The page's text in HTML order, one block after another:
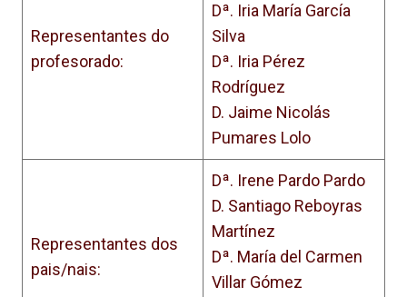
Representantes do
profesorado:
Dª. Iria María García
Silva
Dª. Iria Pérez
Rodríguez
D. Jaime Nicolás
Pumares Lolo
Representantes dos
pais/nais:
Dª. Irene Pardo Pardo
D. Santiago Reboyras
Martínez
Dª. María del Carmen
Villar Gómez